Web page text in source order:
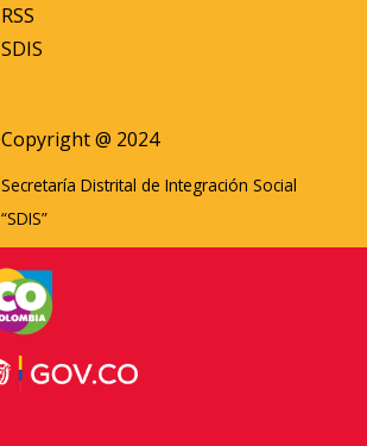
RSS
SDIS
Copyright @ 2024
Secretaría Distrital de Integración Social
“SDIS”